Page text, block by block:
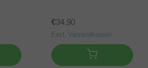
€34,90
Excl. Verzendkosten